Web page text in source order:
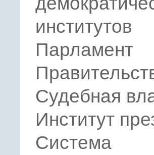
институтов
Парламент
Судебная
Институт
Система